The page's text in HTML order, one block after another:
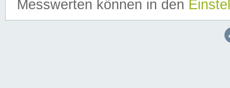
Messwerten können in den